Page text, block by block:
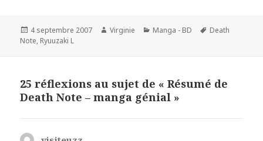
Publié
le
4 septembre 2007 Auteur
Virginie Catégories
Manga - BD
Mots-
Death
Note, Ryuuzaki L
25 réflexions au sujet de « Résumé de
Death Note – manga génial »